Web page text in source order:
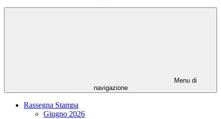
Menu di
navigazione
Rassegna Stampa
Giugno 2026